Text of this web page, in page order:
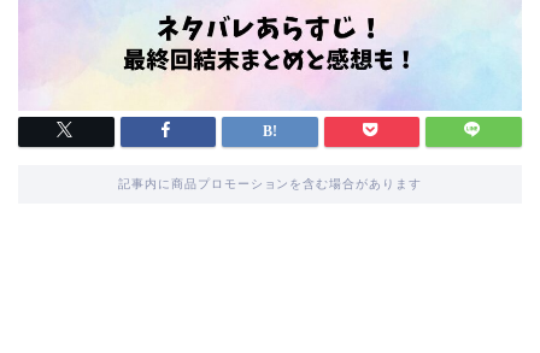
記事内に商品プロモーションを含む場合があります